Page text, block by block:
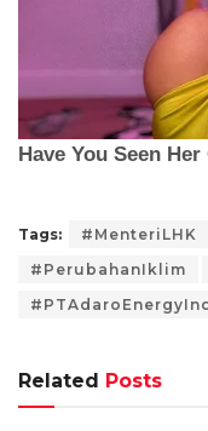
Tags: #MenteriLHK
#PerubahanIklim
Related Posts